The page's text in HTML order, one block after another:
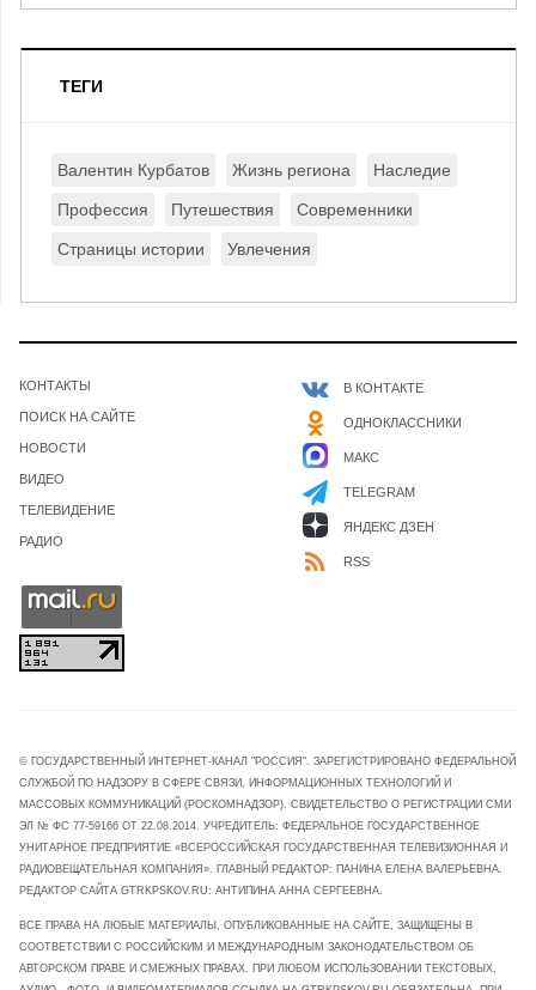
ТЕГИ
Валентин Курбатов Жизнь региона Наследие
Профессия Путешествия Современники
Страницы истории Увлечения
КОНТАКТЫ
ПОИСК НА САЙТЕ
НОВОСТИ
ВИДЕО
ТЕЛЕВИДЕНИЕ
РАДИО
В КОНТАКТЕ
ОДНОКЛАССНИКИ
МАКС
TELEGRAM
ЯНДЕКС ДЗЕН
RSS
© ГОСУДАРСТВЕННЫЙ ИНТЕРНЕТ-КАНАЛ "РОССИЯ". ЗАРЕГИСТРИРОВАНО ФЕДЕРАЛЬНОЙ
СЛУЖБОЙ ПО НАДЗОРУ В СФЕРЕ СВЯЗИ, ИНФОРМАЦИОННЫХ ТЕХНОЛОГИЙ И
МАССОВЫХ КОММУНИКАЦИЙ (РОСКОМНАДЗОР). СВИДЕТЕЛЬСТВО О РЕГИСТРАЦИИ СМИ
ЭЛ № ФС 77-59166 ОТ 22.08.2014. УЧРЕДИТЕЛЬ: ФЕДЕРАЛЬНОЕ ГОСУДАРСТВЕННОЕ
УНИТАРНОЕ ПРЕДПРИЯТИЕ «ВСЕРОССИЙСКАЯ ГОСУДАРСТВЕННАЯ ТЕЛЕВИЗИОННАЯ И
РАДИОВЕЩАТЕЛЬНАЯ КОМПАНИЯ». ГЛАВНЫЙ РЕДАКТОР: ПАНИНА ЕЛЕНА ВАЛЕРЬЕВНА.
РЕДАКТОР САЙТА GTRKPSKOV.RU: АНТИПИНА АННА СЕРГЕЕВНА.
ВСЕ ПРАВА НА ЛЮБЫЕ МАТЕРИАЛЫ, ОПУБЛИКОВАННЫЕ НА САЙТЕ, ЗАЩИЩЕНЫ В
СООТВЕТСТВИИ С РОССИЙСКИМ И МЕЖДУНАРОДНЫМ ЗАКОНОДАТЕЛЬСТВОМ ОБ
АВТОРСКОМ ПРАВЕ И СМЕЖНЫХ ПРАВАХ. ПРИ ЛЮБОМ ИСПОЛЬЗОВАНИИ ТЕКСТОВЫХ,